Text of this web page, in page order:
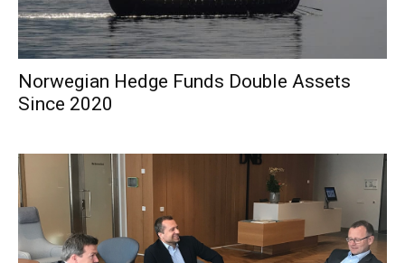
Norwegian Hedge Funds Double Assets
Since 2020